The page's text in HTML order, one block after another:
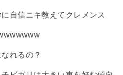
自信ニキ教えてクレメンス
れるの？